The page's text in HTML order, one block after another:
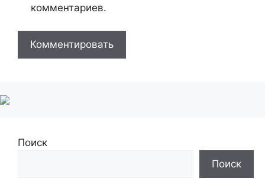
комментариев.
Поиск
Поиск